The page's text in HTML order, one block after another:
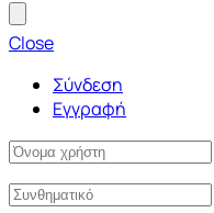
Close
Σύνδεση
Εγγραφή